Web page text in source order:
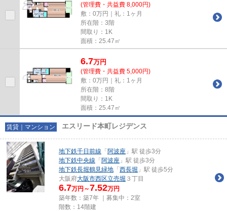
(管理費・共益費 8,000円)
敷：0万円｜礼：1ヶ月
所在階：3階
間取り：1K
面積：25.47㎡
6.7万円
(管理費・共益費 5,000円)
敷：0万円｜礼：1ヶ月
所在階：8階
間取り：1K
面積：25.47㎡
賃貸｜マンション エスリード本町レジデンス
地下鉄千日前線 「 阿波座 」駅 徒歩3分
地下鉄中央線 「 阿波座 」駅 徒歩3分
地下鉄長堀鶴見緑地 「 西長堀 」駅 徒歩5分
大阪府大阪市西区立売堀 ３丁目
6.7万円～7.52万円
築年数：築7年 ｜募集中： 2室
階数：14階建